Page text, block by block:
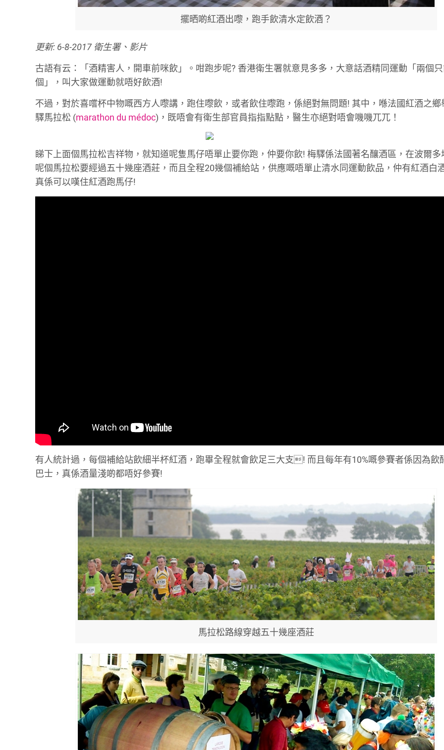
擺晒啲紅酒出嚟，跑手飲清水定飲酒？
更新: 6-8-2017 衛生署、影片
古語有云：「酒精害人，開車前咪飲」。咁跑步呢? 香港衛生署就意見多多，大意話酒精同運動「兩個
個」，叫大家做運動就唔好飲酒!
不過，對於喜嚐杯中物嘅西方人嚟講，跑住嚟飲，或者飲住嚟跑，係絕對無問題! 其中，喺法國紅酒之鄉
驛馬拉松 (marathon du médoc)，既唔會有衛生部官員指指點點，醫生亦絕對唔會嘰嘰兀兀！
睇下上面個馬拉松吉祥物，就知道呢隻馬仔唔單止要你跑，仲要你飲! 梅驛係法國著名釀酒區，在波爾多
呢個馬拉松要經過五十幾座酒莊，而且全程20幾個補給站，供應嘅唔單止清水同運動飲品，仲有紅酒白
真係可以嘆住紅酒跑馬仔!
有人統計過，每個補給站飲細半杯紅酒，跑畢全程就會飲足三大支! 而且每年有10%嘅參賽者係因為飲
巴士，真係酒量淺啲都唔好參賽!
馬拉松路線穿越五十幾座酒莊